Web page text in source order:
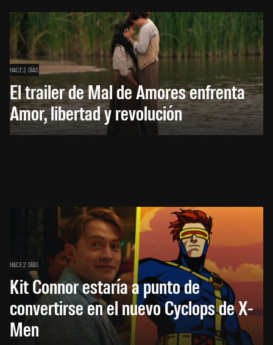
HACE 2 DÍAS
El trailer de Mal de Amores enfrenta
Amor, libertad y revolución
HACE 2 DÍAS
Kit Connor estaría a punto de
convertirse en el nuevo Cyclops de X-
Men